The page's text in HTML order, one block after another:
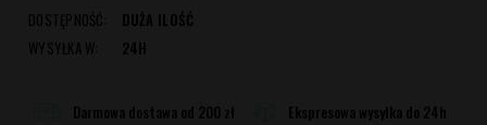
DOSTĘPNOŚĆ:
DUŻA ILOŚĆ
WYSYŁKA W:
24H
Darmowa dostawa od 200 zł
Ekspresowa wysyłka do 24h